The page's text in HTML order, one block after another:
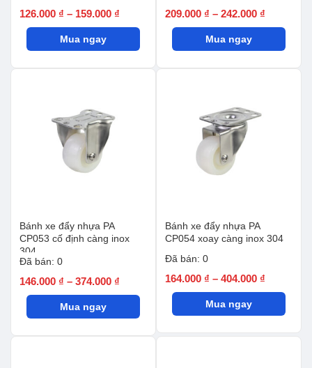
126.000 ₫ – 159.000 ₫
giá:
126.000 ₫
Mua ngay
209.000 ₫ – 242.000 ₫
giá:
209.000 ₫
Mua ngay
Bánh xe đẩy nhựa PA
CP053 cố định càng inox
304
Đã bán: 0
146.000 ₫ – 374.000 ₫
giá:
146.000 ₫
Mua ngay
Bánh xe đẩy nhựa PA
CP054 xoay càng inox 304
Đã bán: 0
164.000 ₫ – 404.000 ₫
giá:
164.000 ₫
Mua ngay